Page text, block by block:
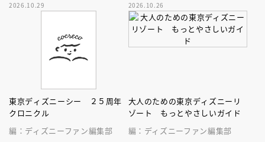
ン、グッズまでが１冊に！
2026.10.29
東京ディズニーランドの最新情
報をお届け！
2026.10.26
東京ディズニーシー ２５周年
クロニクル
編：ディズニーファン編集部
大人のための東京ディズニーリ
ゾート もっとやさしいガイド
編：ディズニーファン編集部